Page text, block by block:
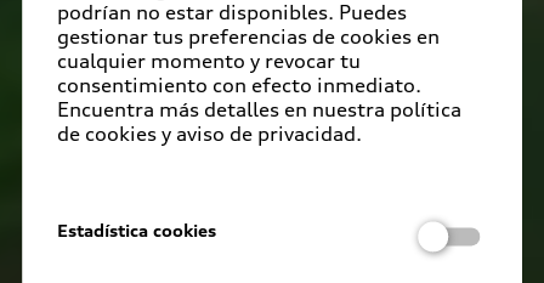
podrían no estar disponibles. Puedes
gestionar tus preferencias de cookies en
cualquier momento y revocar tu
consentimiento con efecto inmediato.
Encuentra más detalles en nuestra política
de cookies y aviso de privacidad.
Estadística cookies